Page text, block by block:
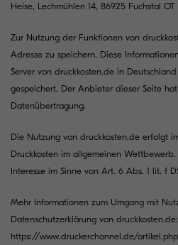
Heise, Lechmühlen 14, 86925 Fuchstal OT
Zur Nutzung der Funktionen von
Adresse zu speichern. Diese
Server von druckkosten.de in
gespeichert. Der Anbieter dieser Seite
Datenübertragung.
Die Nutzung von druckkosten.de erfolgt
Druckkosten im allgemeinen
Interesse im Sinne von Art. 6 Abs. 1 lit. f
Mehr Informationen zum Umgang mit
Datenschutzerklärung von druckkosten.de:
https://www.druckerchannel.de/